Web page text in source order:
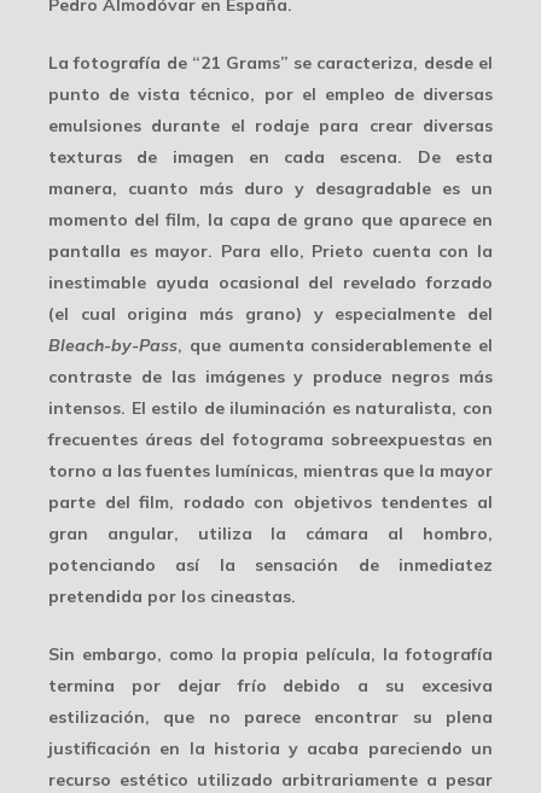
Pedro Almodóvar en España.
La fotografía de “21 Grams” se caracteriza, desde el
punto de vista técnico, por el empleo de diversas
emulsiones durante el rodaje para crear diversas
texturas de imagen en cada escena. De esta
manera, cuanto más duro y desagradable es un
momento del film, la capa de grano que aparece en
pantalla es mayor. Para ello, Prieto cuenta con la
inestimable ayuda ocasional del revelado forzado
(el cual origina más grano) y especialmente del
Bleach-by-Pass, que aumenta considerablemente el
contraste de las imágenes y produce negros más
intensos. El estilo de iluminación es naturalista, con
frecuentes áreas del fotograma sobreexpuestas en
torno a las fuentes lumínicas, mientras que la mayor
parte del film, rodado con objetivos tendentes al
gran angular, utiliza la cámara al hombro,
potenciando así la sensación de inmediatez
pretendida por los cineastas.
Sin embargo, como la propia película, la fotografía
termina por dejar frío debido a su excesiva
estilización, que no parece encontrar su plena
justificación en la historia y acaba pareciendo un
recurso estético utilizado arbitrariamente a pesar